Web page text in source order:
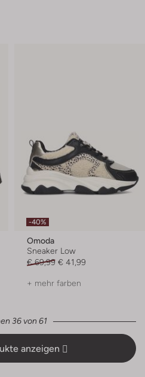
-40%
Omoda
Sneaker Low
€ 69,99 € 41,99
+ mehr farben
36 von 61
anzeigen